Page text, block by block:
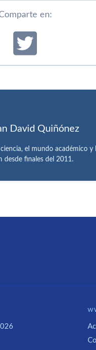
en:
David Quiñónez
el mundo académico y
desde finales del 2011.